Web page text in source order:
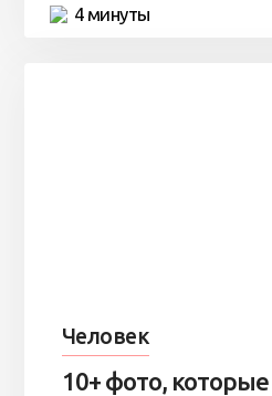
4 минуты
Человек
10+ фото,